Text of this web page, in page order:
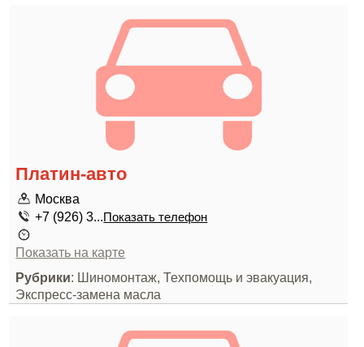
Платин-авто
Москва
+7 (926) 3...Показать телефон
Показать на карте
Рубрики: Шиномонтаж, Техпомощь и эвакуация,
Экспресс-замена масла